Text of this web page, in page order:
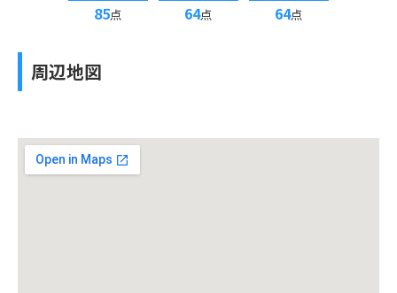
85点 64点 64点
周辺地図